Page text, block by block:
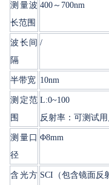
测量波
长范围
400～700nm
波长间
隔
/
半带宽 10nm
测定范
围
L:0~100
反射率：可测试
测量口
径
Φ8mm
含光方 SCI（包含镜面反